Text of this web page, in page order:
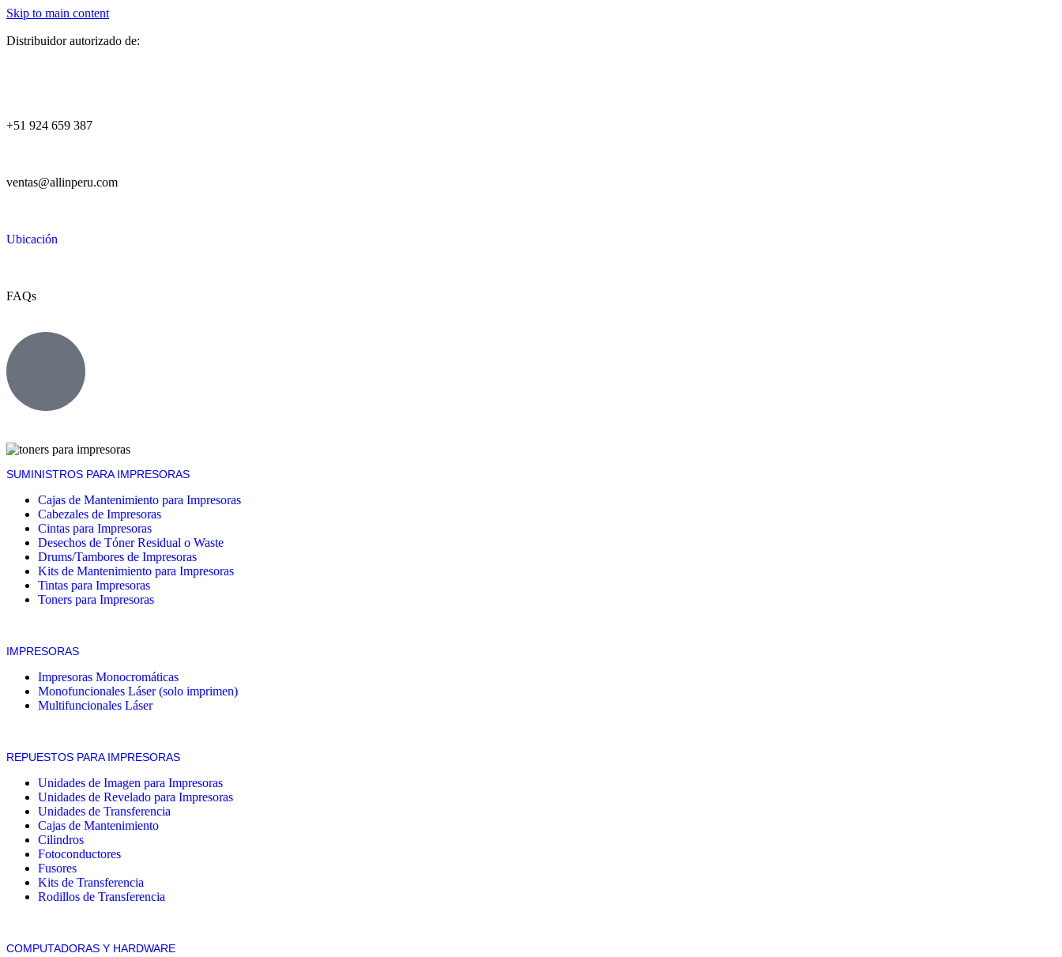
Skip to main content
Distribuidor autorizado de:
+51 924 659 387
ventas@allinperu.com
Ubicación
FAQs
SUMINISTROS PARA IMPRESORAS
Cajas de Mantenimiento para Impresoras
Cabezales de Impresoras
Cintas para Impresoras
Desechos de Tóner Residual o Waste
Drums/Tambores de Impresoras
Kits de Mantenimiento para Impresoras
Tintas para Impresoras
Toners para Impresoras
IMPRESORAS
Impresoras Monocromáticas
Monofuncionales Láser (solo imprimen)
Multifuncionales Láser
REPUESTOS PARA IMPRESORAS
Unidades de Imagen para Impresoras
Unidades de Revelado para Impresoras
Unidades de Transferencia
Cajas de Mantenimiento
Cilindros
Fotoconductores
Fusores
Kits de Transferencia
Rodillos de Transferencia
COMPUTADORAS Y HARDWARE